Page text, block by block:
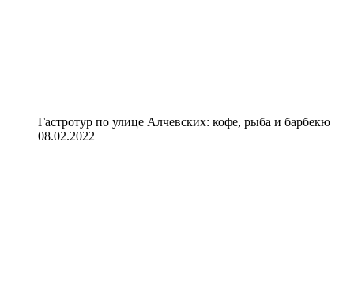
Гастротур по улице Алчевских: кофе, рыба и барбекю
08.02.2022